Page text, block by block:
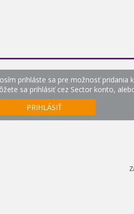
prihláste sa pre možnosť pridania
sa prihlásiť cez Sector konto,
PRIHLÁSIŤ